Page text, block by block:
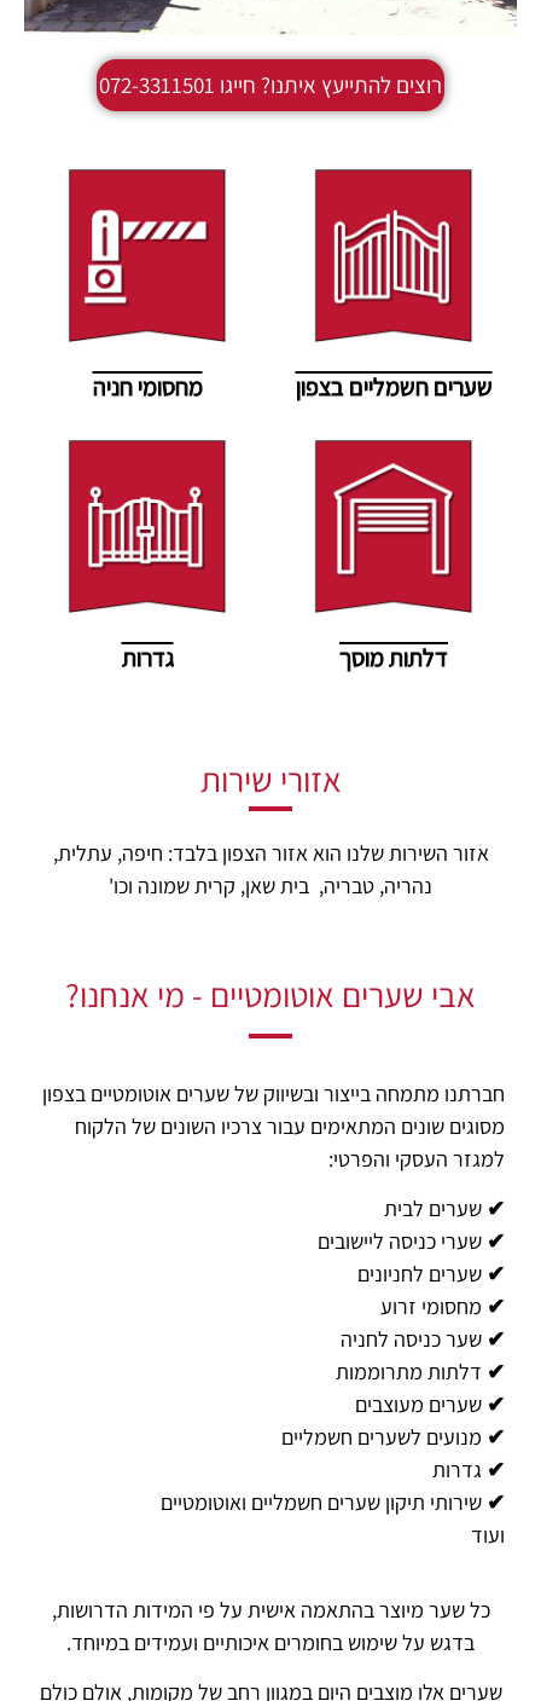
רוצים להתייעץ איתנו? חייגו 072-3311501
שערים חשמליים בצפון מחסומי חניה
דלתות מוסך גדרות
אזורי שירות
אזור השירות שלנו הוא אזור הצפון בלבד: חיפה, עתלית,
נהריה, טבריה, בית שאן, קרית שמונה וכו'
אבי שערים אוטומטיים - מי אנחנו?
חברתנו מתמחה בייצור ובשיווק של שערים אוטומטיים בצפון
מסוגים שונים המתאימים עבור צרכיו השונים של הלקוח
למגזר העסקי והפרטי:
✔ שערים לבית
✔ שערי כניסה ליישובים
✔ שערים לחניונים
✔ מחסומי זרוע
✔ שער כניסה לחניה
✔ דלתות מתרוממות
✔ שערים מעוצבים
✔ מנועים לשערים חשמליים
✔ גדרות
✔ שירותי תיקון שערים חשמליים ואוטומטיים
ועוד
כל שער מיוצר בהתאמה אישית על פי המידות הדרושות,
בדגש על שימוש בחומרים איכותיים ועמידים במיוחד.
שערים אלו מוצבים היום במגוון רחב של מקומות, אולם כולם